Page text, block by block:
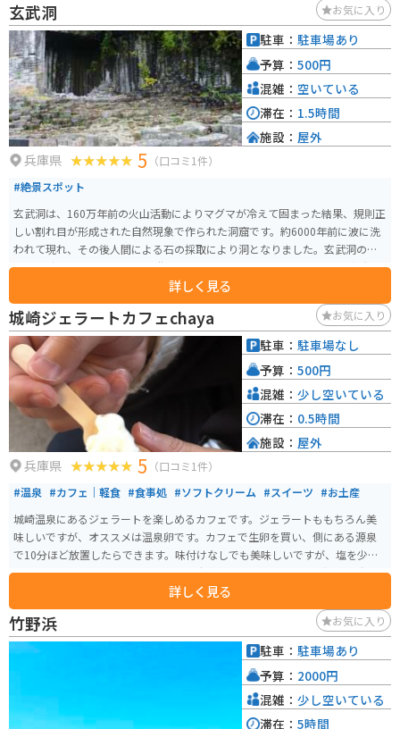
玄武洞 お気に入り
兵庫県 5 （口コミ1件）
#絶景スポット
玄武洞は、160万年前の火山活動によりマグマが冷えて固まった結果、規則正
しい割れ目が形成された自然現象で作られた洞窟です。約6000年前に波に洗
われて現れ、その後人間による石の採取により洞となりました。玄武洞の名
は江戸時代の1807年に儒官の柴野栗山によって命名され、その後、東京大学
の小藤文次郎博士が岩石の日本名を定める際に「玄武岩」と命名したため、
現在もその名で呼ばれています。 また、大正15年（1926年）には京都大学の
松山基範博士が、玄武洞の石の磁性が現在とは逆の南を向いていることを発
見しました。これにより、玄武洞は地磁気の逆転が初めて発見された場所と
して世界的にも知られるようになりました。 玄武洞は昭和6年（1931年）に
国の天然記念物に指定され、周辺地域一帯は昭和38年（1963年）に山陰海岸
国立公園となりました。周辺一帯は「玄武洞公園」として、入園料や駐車場
も無料で利用できます。この公園には、他にも青龍洞・白虎洞・南朱雀洞・
北朱雀洞といった洞窟があり、多くの観光客が訪れています。 ショップや資
料館、レストランなどもあるので、観光にも休憩にも丁度良い場所です。
詳しく見る
駐車： 駐車場あり
予算： 500円
混雑： 空いている
滞在： 1.5時間
施設： 屋外
城崎ジェラートカフェchaya お気に入り
兵庫県 5 （口コミ1件）
#温泉 #カフェ｜軽食 #食事処 #ソフトクリーム #スイーツ #お土産
城崎温泉にあるジェラートを楽しめるカフェです。ジェラートももちろん美
味しいですが、オススメは温泉卵です。カフェで生卵を買い、側にある源泉
で10分ほど放置したらできます。味付けなしでも美味しいですが、塩を少し
かけるとさらに美味しいです。専用の駐車場はないですが、城崎温泉の駐車
詳しく見る
駐車： 駐車場なし
予算： 500円
混雑： 少し空いている
滞在： 0.5時間
施設： 屋外
竹野浜 お気に入り
駐車： 駐車場あり
予算： 2000円
混雑： 少し空いている
滞在： 5時間